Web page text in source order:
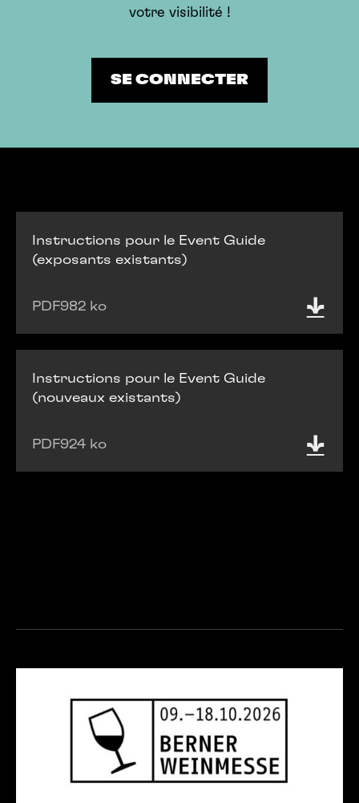
votre visibilité !
SE CONNECTER
SE CONNECTER
Instructions pour le Event Guide
(exposants existants)
PDF982 ko
Instructions pour le Event Guide
(nouveaux existants)
PDF924 ko